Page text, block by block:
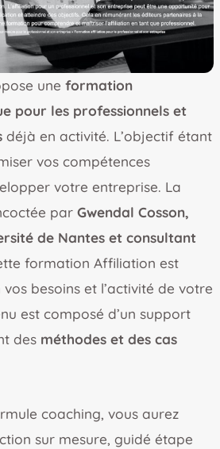
une formation
pour les professionnels et
déjà en activité. L’objectif étant
vos compétences
votre entreprise. La
par Gwendal Cosson,
de Nantes et consultant
formation Affiliation est
besoins et l’activité de votre
est composé d’un support
des méthodes et des cas
coaching, vous aurez
sur mesure, guidé étape